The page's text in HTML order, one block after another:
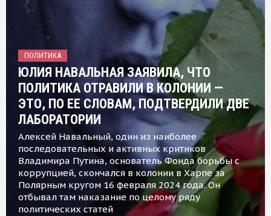
ПОЛИТИКА
ЮЛИЯ НАВАЛЬНАЯ ЗАЯВИЛА, ЧТО
ПОЛИТИКА ОТРАВИЛИ В КОЛОНИИ —
ЭТО, ПО ЕЕ СЛОВАМ, ПОДТВЕРДИЛИ ДВЕ
ЛАБОРАТОРИИ
Алексей Навальный, один из наиболее
последовательных и активных критиков
Владимира Путина, основатель Фонда борьбы с
коррупцией, скончался в колонии в Харпе за
Полярным кругом 16 февраля 2024 года. Он
отбывал там наказание по целому ряду
политических статей